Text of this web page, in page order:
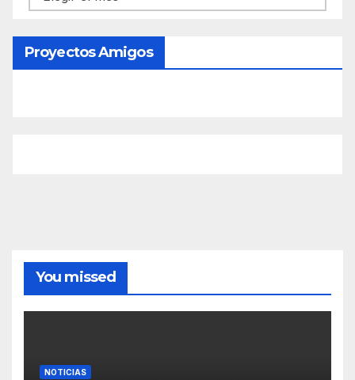
Proyectos Amigos
You missed
NOTICIAS